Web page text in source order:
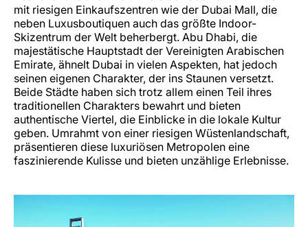
mit riesigen Einkaufszentren wie der Dubai Mall, die
neben Luxusboutiquen auch das größte Indoor-
Skizentrum der Welt beherbergt. Abu Dhabi, die
majestätische Hauptstadt der Vereinigten Arabischen
Emirate, ähnelt Dubai in vielen Aspekten, hat jedoch
seinen eigenen Charakter, der ins Staunen versetzt.
Beide Städte haben sich trotz allem einen Teil ihres
traditionellen Charakters bewahrt und bieten
authentische Viertel, die Einblicke in die lokale Kultur
geben. Umrahmt von einer riesigen Wüstenlandschaft,
präsentieren diese luxuriösen Metropolen eine
faszinierende Kulisse und bieten unzählige Erlebnisse.